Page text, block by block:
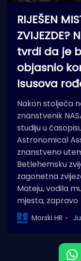
RIJEŠEN
ZVIJEZDE?
tvrdi da je
objasnio
Isusova
Nakon stoljeća
znanstvenik
studiju u
Astronomical
znanstveno
Betlehemsku
zagonetna
Mateju, vodila
mjesta, zapravo
Morski HR